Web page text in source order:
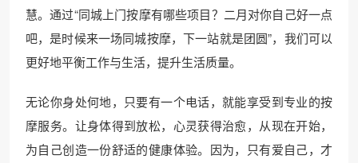
慧。通过“同城上门按摩有哪些项目？二月对你自己好一点
吧，是时候来一场同城按摩，下一站就是团圆”，我们可以
更好地平衡工作与生活，提升生活质量。
无论你身处何地，只要有一个电话，就能享受到专业的按
摩服务。让身体得到放松，心灵获得治愈，从现在开始，
为自己创造一份舒适的健康体验。因为，只有爱自己，才